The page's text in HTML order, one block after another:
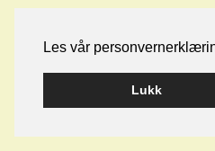
Les vår
Lukk